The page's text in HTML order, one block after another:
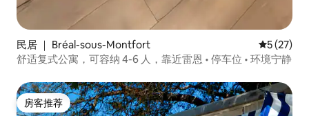
民居 ｜ Bréal-sous-Montfort 平均评分
5 (27)
舒适复式公寓，可容纳 4-6 人，靠近雷恩 • 停车位 • 环境宁静
房客推荐
房客推荐